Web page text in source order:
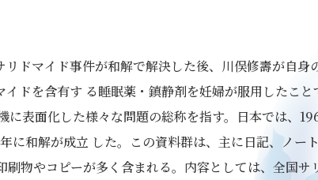
ドマイド事件が和解で解決した後、川俣修壽が自身
ドを含有す る睡眠薬・鎮静剤を妊婦が服用したこ
に表面化した様々な問題の総称を指す。日本では、
に和解が成立 した。この資料群は、主に日記、ノー
物やコピーが多く含まれる。内容としては、全国サ